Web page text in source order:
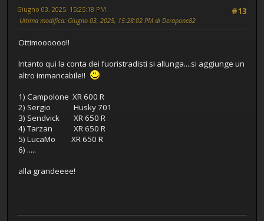
#13
Giugno 03, 2025, 15:25:18 PM
Ultima modifica: Giugno 03, 2025, 15:28:02 PM di Derapone82
Ottimoooooo!!
Intanto qui la conta dei fuoristradisti si allunga....si aggiunge un
altro immancabile!!
1) Campolone XR 600 R
2) Sergio Husky 701
3) Sendvick XR 650 R
4) Tarzan XR 650 R
5) LucaMo XR 650 R
6) .....
alla grandeeee!